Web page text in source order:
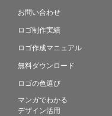
お問い合わせ
ロゴ制作実績
ロゴ作成マニュアル
無料ダウンロード
ロゴの色選び
マンガでわかる
デザイン活用